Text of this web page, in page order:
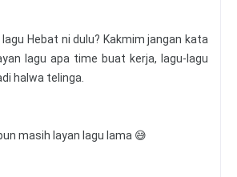
Hebat ni dulu? Kakmim jangan kata
lagu apa time buat kerja, lagu-lagu
halwa telinga.
masih layan lagu lama 😅